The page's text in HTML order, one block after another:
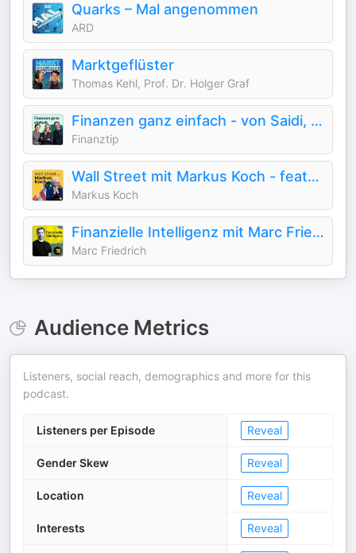
Quarks – Mal angenommen
ARD
Marktgeflüster
Thomas Kehl, Prof. Dr. Holger Graf
Finanzen ganz einfach - von Saidi, Sophie & Emil
Finanztip
Wall Street mit Markus Koch - featured by Handelsblatt
Markus Koch
Finanzielle Intelligenz mit Marc Friedrich
Marc Friedrich
Audience Metrics
Listeners, social reach, demographics and more for this
podcast.
Listeners per Episode Reveal
Gender Skew Reveal
Location Reveal
Interests Reveal